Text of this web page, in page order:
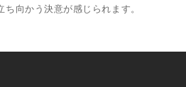
ち向かう決意が感じられます。